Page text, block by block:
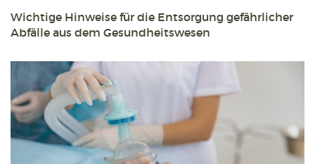
Wichtige Hinweise für die Entsorgung gefährlicher
Abfälle aus dem Gesundheitswesen